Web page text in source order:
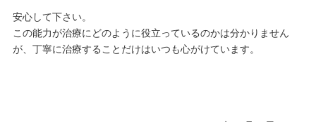
安心して下さい。
この能力が治療にどのように役立っているのかは分かりません
が、丁寧に治療することだけはいつも心がけています。